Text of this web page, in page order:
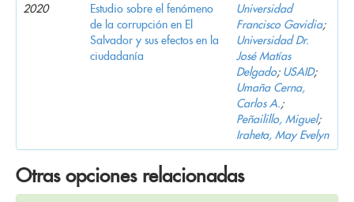
2020
Estudio sobre el fenómeno
de la corrupción en El
Salvador y sus efectos en la
ciudadanía
Universidad
Francisco Gavidia;
Universidad Dr.
José Matías
Delgado; USAID;
Umaña Cerna,
Carlos A.;
Peñailillo, Miguel;
Iraheta, May Evelyn
Otras opciones relacionadas